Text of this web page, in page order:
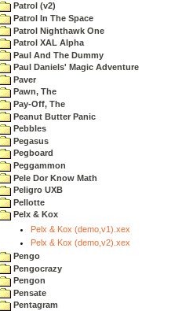
Patrol (v2)
Patrol In The Space
Patrol Nighthawk One
Patrol XAL Alpha
Paul And The Dummy
Paul Daniels' Magic Adventure
Paver
Pawn, The
Pay-Off, The
Peanut Butter Panic
Pebbles
Pegasus
Pegboard
Peggammon
Pele Dor Know Math
Peligro UXB
Pellotte
Pelx & Kox
Pelx & Kox (demo,v1).xex
Pelx & Kox (demo,v2).xex
Pengo
Pengocrazy
Pengon
Pensate
Pentagram